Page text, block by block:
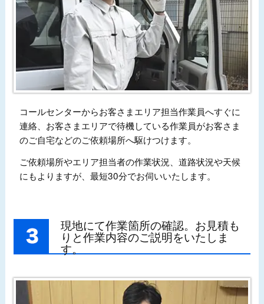
コールセンターからお客さまエリア担当作業員へすぐに
連絡、お客さまエリアで待機している作業員がお客さま
のご自宅などのご依頼場所へ駆けつけます。
ご依頼場所やエリア担当者の作業状況、道路状況や天候
にもよりますが、最短30分でお伺いいたします。
現地にて作業箇所の確認。お見積も
りと作業内容のご説明をいたしま
す。